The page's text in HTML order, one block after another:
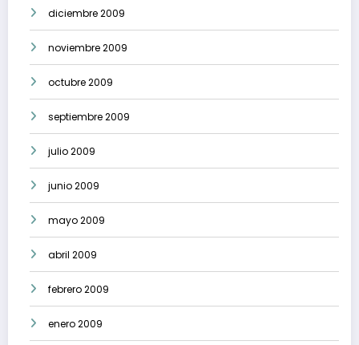
diciembre 2009
noviembre 2009
octubre 2009
septiembre 2009
julio 2009
junio 2009
mayo 2009
abril 2009
febrero 2009
enero 2009